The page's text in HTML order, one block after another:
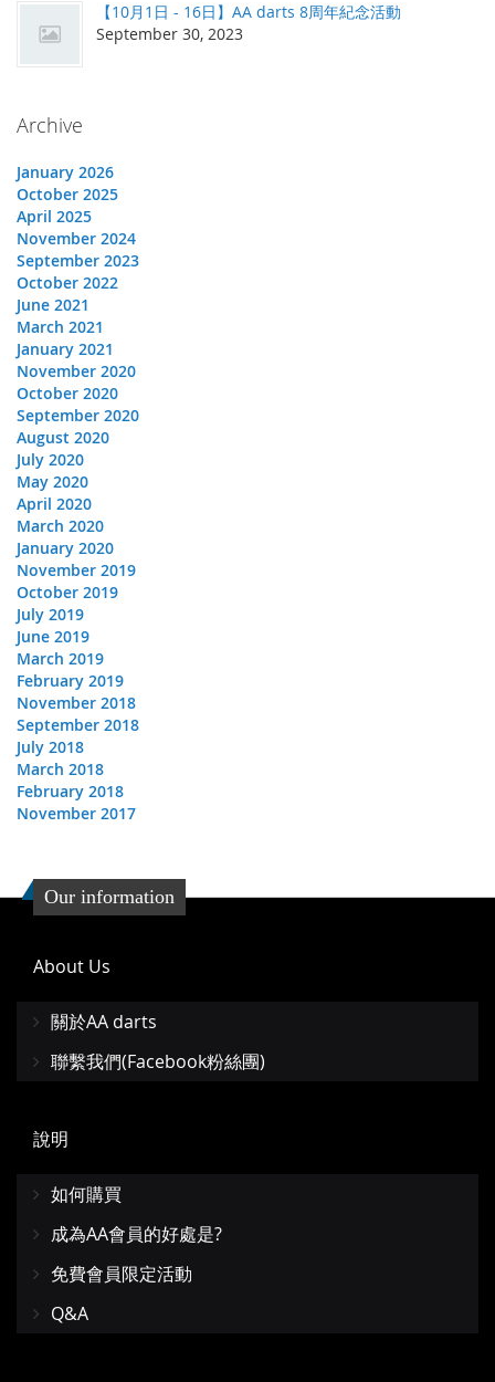
【10月1日 - 16日】AA darts 8周年紀念活動
September 30, 2023
Archive
January 2026
October 2025
April 2025
November 2024
September 2023
October 2022
June 2021
March 2021
January 2021
November 2020
October 2020
September 2020
August 2020
July 2020
May 2020
April 2020
March 2020
January 2020
November 2019
October 2019
July 2019
June 2019
March 2019
February 2019
November 2018
September 2018
July 2018
March 2018
February 2018
November 2017
Our information
About Us
關於AA darts
聯繫我們(Facebook粉絲團)
說明
如何購買
成為AA會員的好處是?
免費會員限定活動
Q&A